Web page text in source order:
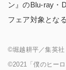
ン』のBlu-ray・
フェア対象とな
©堀越耕平／集英社
©2021「僕のヒー